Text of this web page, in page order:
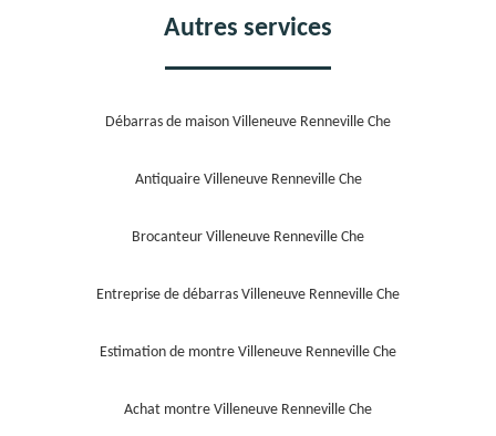
Autres services
Débarras de maison Villeneuve Renneville Che
Antiquaire Villeneuve Renneville Che
Brocanteur Villeneuve Renneville Che
Entreprise de débarras Villeneuve Renneville Che
Estimation de montre Villeneuve Renneville Che
Achat montre Villeneuve Renneville Che